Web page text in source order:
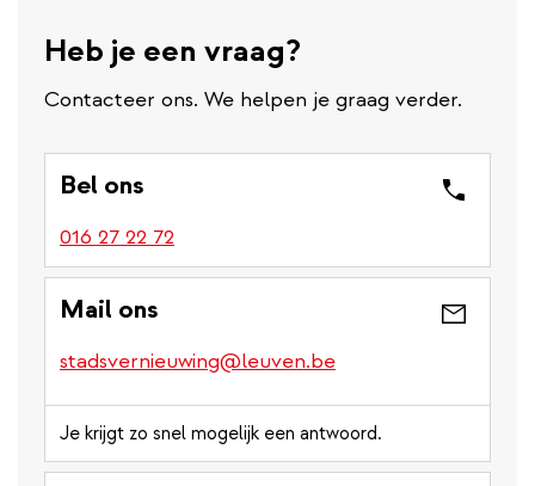
Heb je een vraag?
Contacteer ons. We helpen je graag verder.
Bel ons
016 27 22 72
Mail ons
stadsvernieuwing@leuven.be
Je krijgt zo snel mogelijk een antwoord.